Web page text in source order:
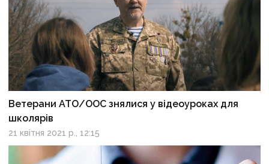
Ветерани АТО/ООС знялися у відеоуроках для
школярів
21 квітня 2021 р., 12:15